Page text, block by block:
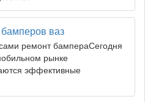
ваз
ремонт бампераСегодня
рынке
эффективные